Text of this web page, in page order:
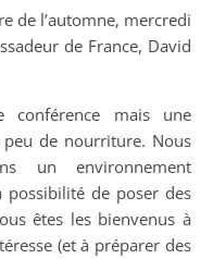
de France, David
conférence mais une
de nourriture. Nous
un environnement
de poser des
êtes les bienvenus à
(et à préparer des